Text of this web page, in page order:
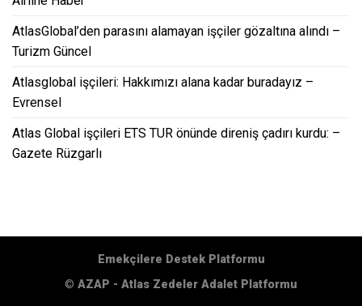
AtlasGlobal’den parasını alamayan işçiler gözaltına alındı –
Turizm Güncel
Atlasglobal işçileri: Hakkımızı alana kadar buradayız –
Evrensel
Atlas Global işçileri ETS TUR önünde direniş çadırı kurdu: –
Gazete Rüzgarlı
Emekçilere Destek Platformu
© AZAP - Atlas Zedeler Adalet Platformu